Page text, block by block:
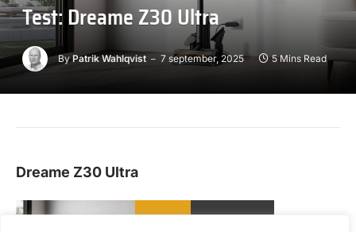
Test: Dreame Z30 Ultra
By Patrik Wahlqvist 7 september, 2025 5 Mins Read
Dreame Z30 Ultra